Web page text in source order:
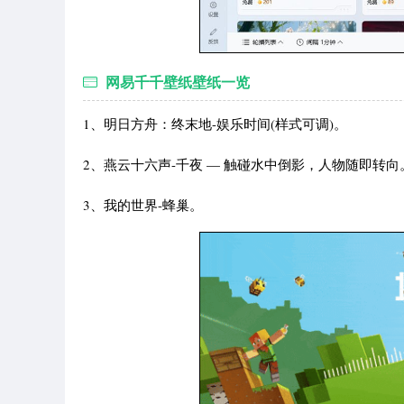
网易千千壁纸壁纸一览
1、明日方舟：终末地-娱乐时间(样式可调)。
2、燕云十六声-千夜 — 触碰水中倒影，人物随即转向
3、我的世界-蜂巢。